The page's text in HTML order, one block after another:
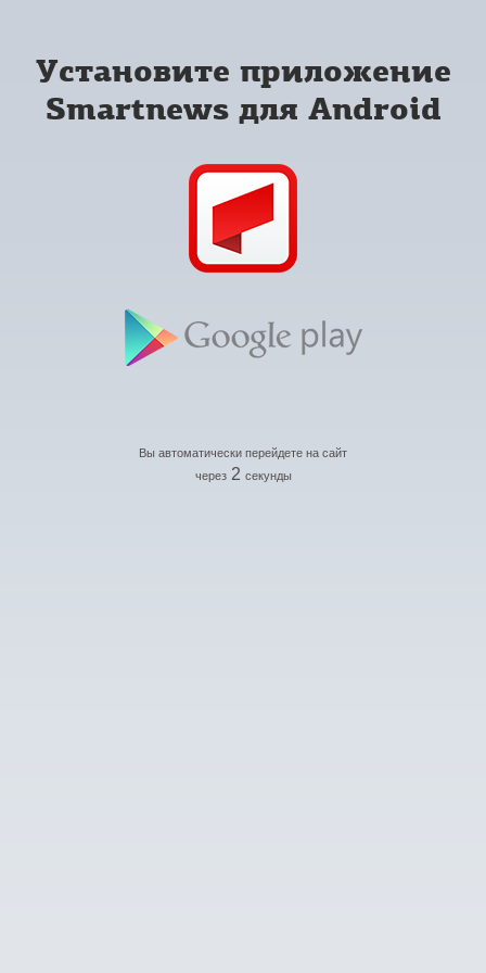
Установите приложение
Smartnews для Android
Вы автоматически перейдете на сайт
через 2 секунды